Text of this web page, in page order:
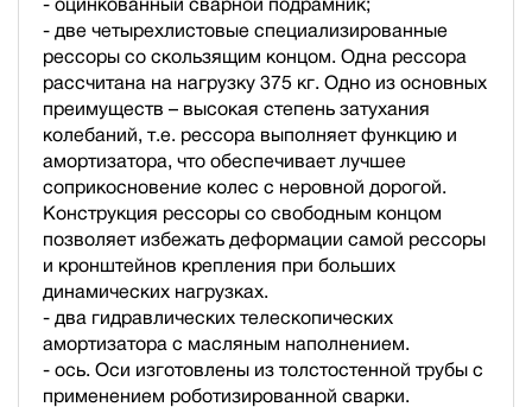
- оцинкованный сварной подрамник;
- две четырехлистовые специализированные
рессоры со скользящим концом. Одна рессора
рассчитана на нагрузку 375 кг. Одно из основных
преимуществ – высокая степень затухания
колебаний, т.е. рессора выполняет функцию и
амортизатора, что обеспечивает лучшее
соприкосновение колес с неровной дорогой.
Конструкция рессоры со свободным концом
позволяет избежать деформации самой рессоры
и кронштейнов крепления при больших
динамических нагрузках.
- два гидравлических телескопических
амортизатора с масляным наполнением.
- ось. Оси изготовлены из толстостенной трубы с
применением роботизированной сварки.